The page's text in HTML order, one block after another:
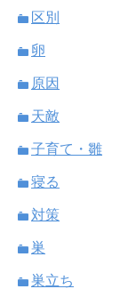
区別
卵
原因
天敵
子育て・雛
寝る
対策
巣
巣立ち